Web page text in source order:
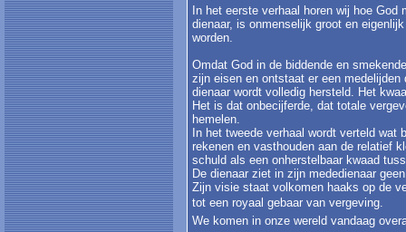
In het eerste verhaal horen wij hoe
dienaar, is onmenselijk groot en
worden.
Omdat God in de biddende en
zijn eisen en ontstaat er een
dienaar wordt volledig hersteld. Het
Het is dat onbecijferde, dat totale
hemelen.
In het tweede verhaal wordt verteld wat
rekenen en vasthouden aan de relatief
schuld als een onherstelbaar kwaad
De dienaar ziet in zijn mededienaar
Zijn visie staat volkomen haaks op de
tot een royaal gebaar van vergeving.
We komen in onze wereld vandaag